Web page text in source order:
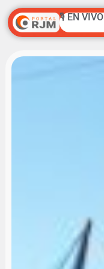
🎙️ EN VIVO